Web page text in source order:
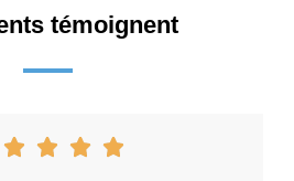
témoignent